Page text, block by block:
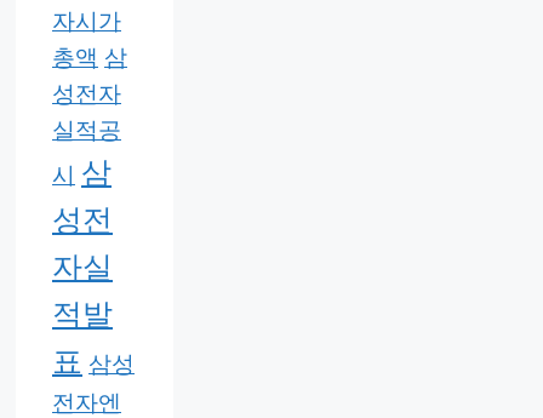
자시가
총액 삼
성전자
실적공
시
삼
성전
자실
적발
표 삼성
전자엔